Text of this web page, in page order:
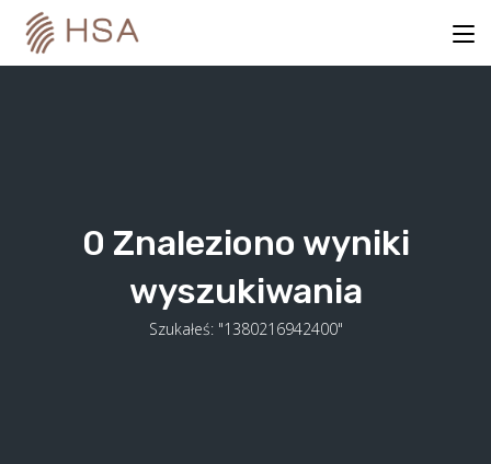
content
0 Znaleziono wyniki
wyszukiwania
Szukałeś: "1380216942400"